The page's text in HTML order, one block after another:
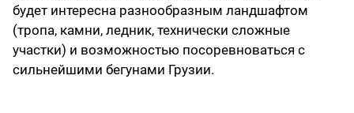
будет интересна разнообразным ландшафтом
(тропа, камни, ледник, технически сложные
участки) и возможностью посоревноваться c
сильнейшими бегунами Грузии.